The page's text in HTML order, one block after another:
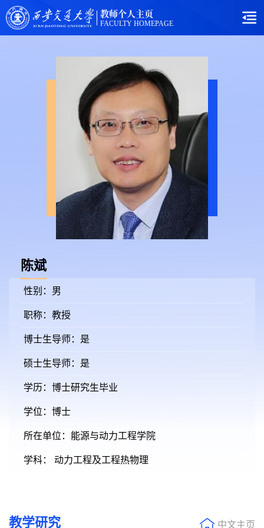
教师个人主页
FACULTY HOMEPAGE
陈斌
性别：男
职称：教授
博士生导师：是
硕士生导师：是
学历：博士研究生毕业
学位：博士
所在单位：能源与动力工程学院
学科： 动力工程及工程热物理
教学研究 中文主页